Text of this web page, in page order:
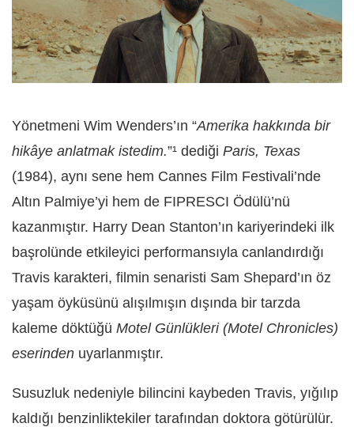
Yönetmeni Wim Wenders’ın “Amerika hakkında bir
hikâye anlatmak istedim.”¹ dediği Paris, Texas
(1984), aynı sene hem Cannes Film Festivali’nde
Altın Palmiye’yi hem de FIPRESCI Ödülü’nü
kazanmıştır. Harry Dean Stanton’ın kariyerindeki ilk
başrolünde etkileyici performansıyla canlandırdığı
Travis karakteri, filmin senaristi Sam Shepard’ın öz
yaşam öyküsünü alışılmışın dışında bir tarzda
kaleme döktüğü Motel Günlükleri (Motel Chronicles)
eserinden uyarlanmıştır.
Susuzluk nedeniyle bilincini kaybeden Travis, yığılıp
kaldığı benzinliktekiler tarafından doktora götürülür.